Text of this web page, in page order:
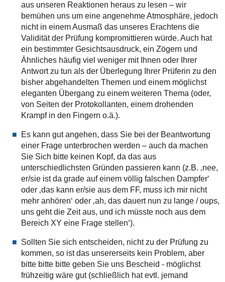
aus unseren Reaktionen heraus zu lesen – wir
bemühen uns um eine angenehme Atmosphäre, jedoch
nicht in einem Ausmaß das unseres Erachtens die
Validität der Prüfung kompromittieren würde. Auch hat
ein bestimmter Gesichtsausdruck, ein Zögern und
Ähnliches häufig viel weniger mit Ihnen oder Ihrer
Antwort zu tun als der Überlegung Ihrer Prüferin zu den
bisher abgehandelten Themen und einem möglichst
eleganten Übergang zu einem weiteren Thema (oder,
von Seiten der Protokollanten, einem drohenden
Krampf in den Fingern o.ä.).
Es kann gut angehen, dass Sie bei der Beantwortung
einer Frage unterbrochen werden – auch da machen
Sie Sich bitte keinen Kopf, da das aus
unterschiedlichsten Gründen passieren kann (z.B. ‚nee,
er/sie ist da grade auf einem völlig falschen Dampfer‘
oder ‚das kann er/sie aus dem FF, muss ich mir nicht
mehr anhören‘ oder ‚ah, das dauert nun zu lange / oups,
uns geht die Zeit aus, und ich müsste noch aus dem
Bereich XY eine Frage stellen‘).
Sollten Sie sich entscheiden, nicht zu der Prüfung zu
kommen, so ist das unsererseits kein Problem, aber
bitte bitte bitte geben Sie uns Bescheid - möglichst
frühzeitig wäre gut (schließlich hat evtl. jemand